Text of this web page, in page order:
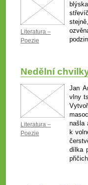
Literatura –
Poezie
Nedělní
Literatura –
Poezie
Jan
vlny
našla
k
dílka